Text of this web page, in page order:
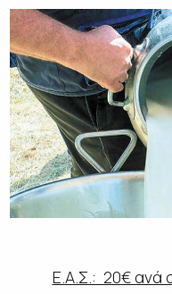
Ε.Α.Σ.: 20€ ανά